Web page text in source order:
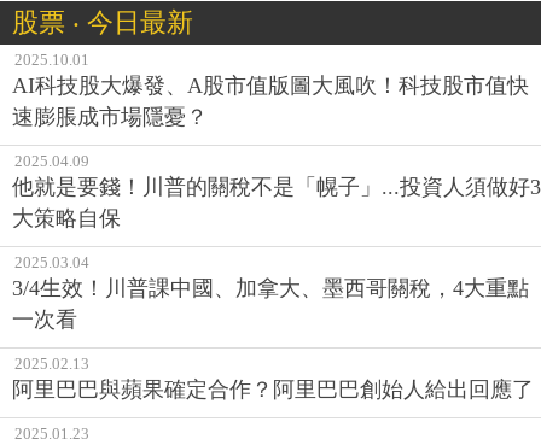
股票 ‧ 今日最新
2025.10.01
AI科技股大爆發、A股市值版圖大風吹！科技股市值快
速膨脹成市場隱憂？
2025.04.09
他就是要錢！川普的關稅不是「幌子」...投資人須做好3
大策略自保
2025.03.04
3/4生效！川普課中國、加拿大、墨西哥關稅，4大重點
一次看
2025.02.13
阿里巴巴與蘋果確定合作？阿里巴巴創始人給出回應了
2025.01.23